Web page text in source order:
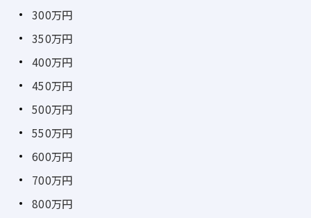
300万円
350万円
400万円
450万円
500万円
550万円
600万円
700万円
800万円